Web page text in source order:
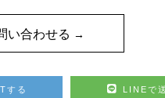
い合わせる
する LINEで